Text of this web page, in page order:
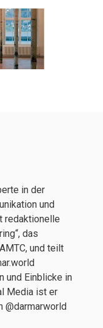
in der
und
redaktionelle
das
und teilt
und Einblicke in
Media ist er
@darmarworld